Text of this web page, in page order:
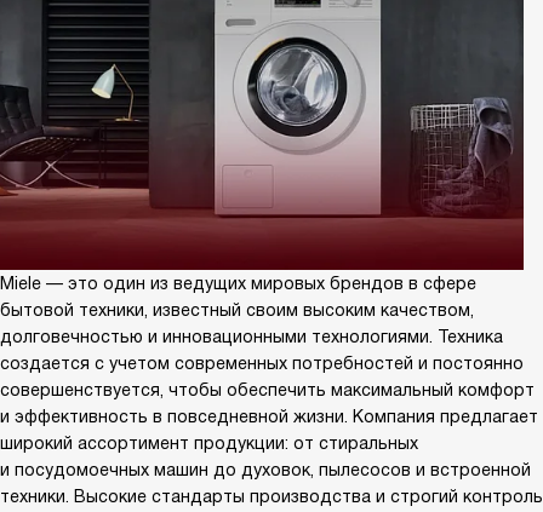
Miele — это один из ведущих мировых брендов в сфере
бытовой техники, известный своим высоким качеством,
долговечностью и инновационными технологиями. Техника
создается с учетом современных потребностей и постоянно
совершенствуется, чтобы обеспечить максимальный комфорт
и эффективность в повседневной жизни. Компания предлагает
широкий ассортимент продукции: от стиральных
и посудомоечных машин до духовок, пылесосов и встроенной
техники. Высокие стандарты производства и строгий контроль